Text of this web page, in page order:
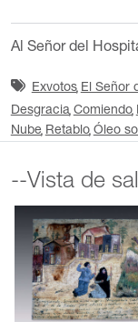
Al Señor del
Exvotos El Señor
Desgracia Comiendo
Nube Retablo Óleo
--Vista de